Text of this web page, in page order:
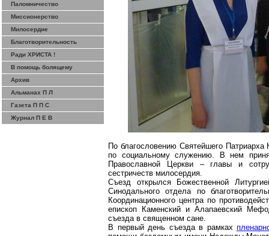
Паломничество
Миссионерство
Милосердие
Благотворительность
Ради ХРИСТА !
В помощь болящему
Архив
Альманах П Л
Газета П П С
Журнал П Е В
По благословению Святейшего
по социальному служению. В нем
Православной Церкви – главы и
сестричеств милосердия.
Съезд открылся Божественной
Синодального отдела по
Координационного центра по
епископ Каменский иАлапаевский
съезда в священном сане.
В первый день съезда в рамках